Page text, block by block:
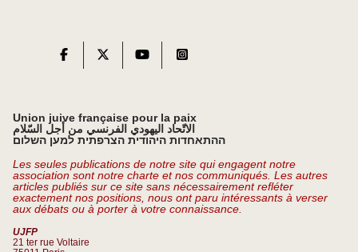
Union juive française pour la paix
الاتّحاد اليهودي الفرنسي من أجل السّلام
ההתאחדות היהודית הצרפתית למען השלום
Les seules publications de notre site qui engagent notre
association sont notre charte et nos communiqués. Les autres
articles publiés sur ce site sans nécessairement refléter
exactement nos positions, nous ont paru intéressants à verser
aux débats ou à porter à votre connaissance.
UJFP
21 ter rue Voltaire